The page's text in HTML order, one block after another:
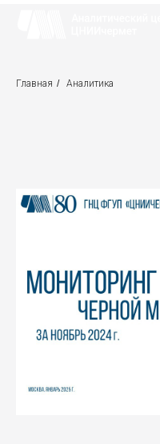
Главная / Аналитика